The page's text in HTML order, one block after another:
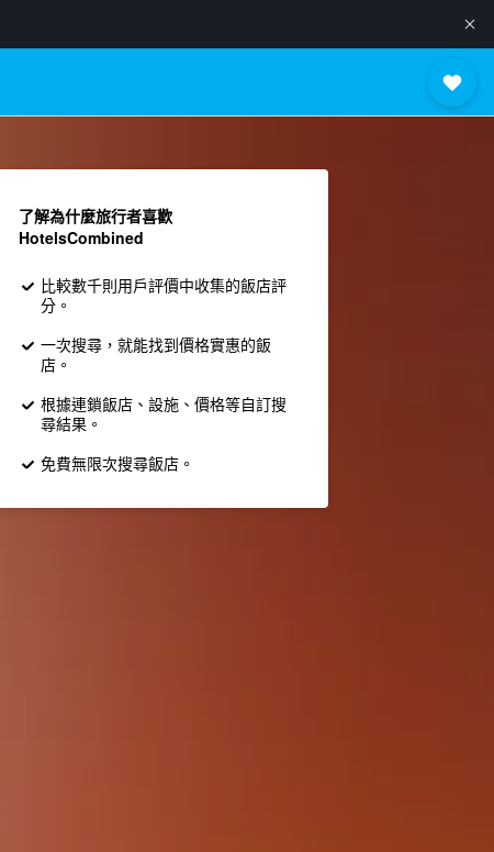
了解為什麼旅行者喜歡
HotelsCombined
比較數千則用戶評價中收集的飯店評
分。
一次搜尋，就能找到價格實惠的飯
店。
根據連鎖飯店、設施、價格等自訂搜
尋結果。
免費無限次搜尋飯店。